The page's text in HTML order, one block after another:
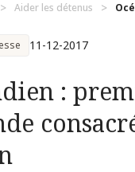
Aider les détenus
11-12-2017
: